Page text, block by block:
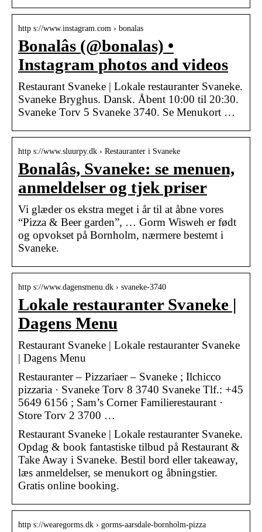
http s://www.instagram.com › bonalas
Bonalâs (@bonalas) •
Instagram photos and videos
Restaurant Svaneke | Lokale restauranter Svaneke.
Svaneke Bryghus. Dansk. Åbent 10:00 til 20:30.
Svaneke Torv 5 Svaneke 3740. Se Menukort …
http s://www.sluurpy.dk › Restauranter i Svaneke
Bonalâs, Svaneke: se menuen,
anmeldelser og tjek priser
Vi glæder os ekstra meget i år til at åbne vores
“Pizza & Beer garden”, … Gorm Wisweh er født
og opvokset på Bornholm, nærmere bestemt i
Svaneke.
http s://www.dagensmenu.dk › svaneke-3740
Lokale restauranter Svaneke |
Dagens Menu
Restaurant Svaneke | Lokale restauranter Svaneke
| Dagens Menu
Restauranter – Pizzariaer – Svaneke ; Ilchicco
pizzaria · Svaneke Torv 8 3740 Svaneke Tlf.: +45
5649 6156 ; Sam’s Corner Familierestaurant ·
Store Torv 2 3700 …
Restaurant Svaneke | Lokale restauranter Svaneke.
Opdag & book fantastiske tilbud på Restaurant &
Take Away i Svaneke. Bestil bord eller takeaway,
læs anmeldelser, se menukort og åbningstier.
Gratis online booking.
http s://wearegorms.dk › gorms-aarsdale-bornholm-pizza